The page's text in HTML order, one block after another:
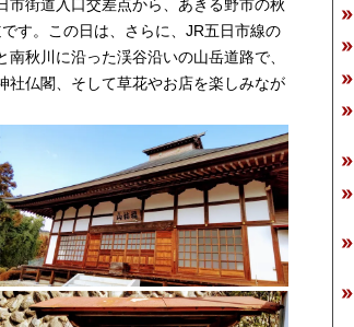
市街道入口交差点から、あきる野市の秋
す。この日は、さらに、JR五日市線の
秋川に沿った渓谷沿いの山岳道路で、
社仏閣、そして草花やお店を楽しみなが